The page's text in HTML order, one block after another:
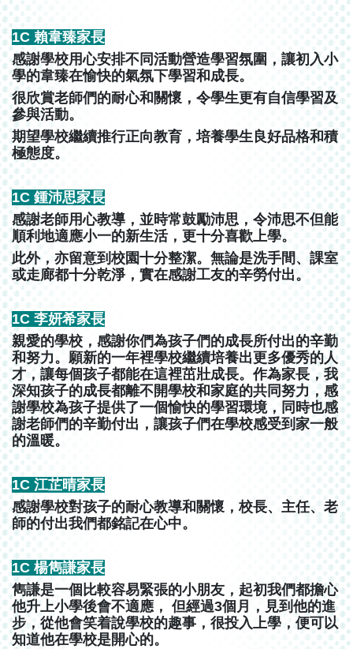
1C 賴韋臻家長
感謝學校用心安排不同活動營造學習氛圍，讓初入小
學的韋臻在愉快的氣氛下學習和成長。
很欣賞老師們的耐心和關懷，令學生更有自信學習及
參與活動。
期望學校繼續推行正向教育，培養學生良好品格和積
極態度。
1C 鍾沛思家長
感謝老師用心教導，並時常鼓勵沛思，令沛思不但能
順利地適應小一的新生活，更十分喜歡上學。
此外，亦留意到校園十分整潔。無論是洗手間、課室
或走廊都十分乾淨，實在感謝工友的辛勞付出。
1C 李妍希家長
親愛的學校，感謝你們為孩子們的成長所付出的辛勤
和努力。願新的一年裡學校繼續培養出更多優秀的人
才，讓每個孩子都能在這裡茁壯成長。作為家長，我
深知孩子的成長都離不開學校和家庭的共同努力，感
謝學校為孩子提供了一個愉快的學習環境，同時也感
謝老師們的辛勤付出，讓孩子們在學校感受到家一般
的溫暖。
1C 江芷晴家長
感謝學校對孩子的耐心教導和關懷，校長、主任、老
師的付出我們都銘記在心中。
1C 楊雋謙家長
雋謙是一個比較容易緊張的小朋友，起初我們都擔心
他升上小學後會不適應， 但經過3個月，見到他的進
步，從他會笑着說學校的趣事，很投入上學，便可以
知道他在學校是開心的。